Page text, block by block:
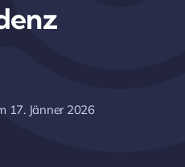
17. Jänner 2026